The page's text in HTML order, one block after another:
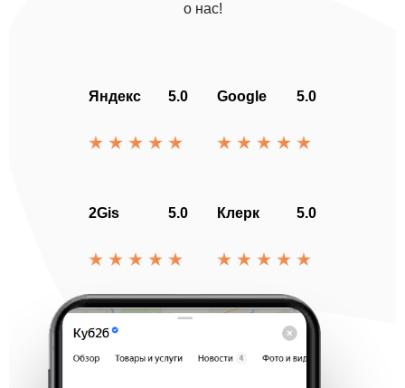
о нас!
Яндекс 5.0 Google 5.0
2Gis 5.0 Клерк 5.0